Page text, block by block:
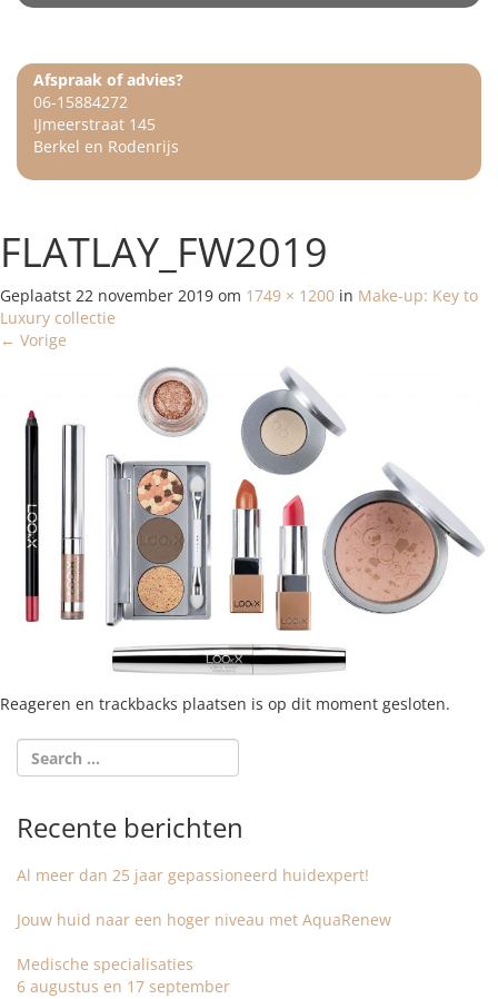
Afspraak of advies?
06-15884272
IJmeerstraat 145
Berkel en Rodenrijs
FLATLAY_FW2019
Geplaatst 22 november 2019 om 1749 × 1200 in Make-up: Key to
Luxury collectie
← Vorige
Reageren en trackbacks plaatsen is op dit moment gesloten.
Recente berichten
Al meer dan 25 jaar gepassioneerd huidexpert!
Jouw huid naar een hoger niveau met AquaRenew
Medische specialisaties
6 augustus en 17 september